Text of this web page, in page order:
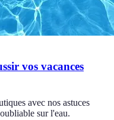
vos vacances
avec nos astuces
sur l'eau.